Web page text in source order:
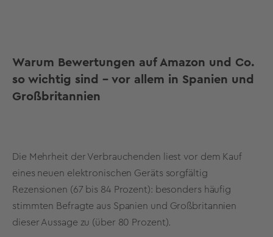
Warum Bewertungen auf Amazon und Co.
so wichtig sind – vor allem in Spanien und
Großbritannien
Die Mehrheit der Verbrauchenden liest vor dem Kauf
eines neuen elektronischen Geräts sorgfältig
Rezensionen (67 bis 84 Prozent): besonders häufig
stimmten Befragte aus Spanien und Großbritannien
dieser Aussage zu (über 80 Prozent).